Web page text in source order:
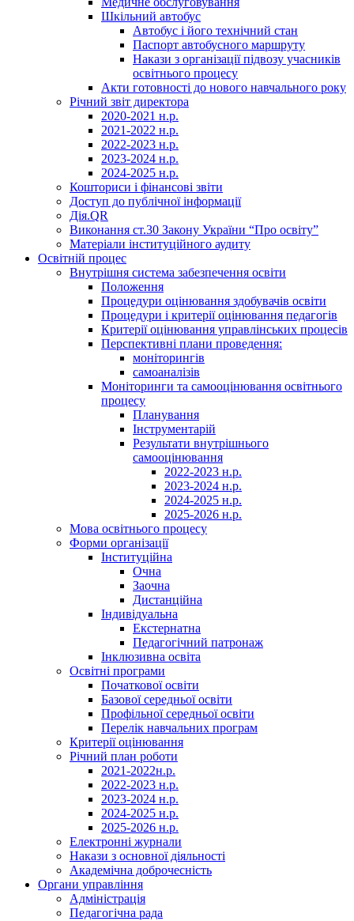
Шкільний автобус
Автобус і його технічний стан
Паспорт автобусного маршруту
Накази з організації підвозу учасників
освітнього процесу
Акти готовності до нового навчального року
Річний звіт директора
2020-2021 н.р.
2021-2022 н.р.
2022-2023 н.р.
2023-2024 н.р.
2024-2025 н.р.
Кошториси і фінансові звіти
Доступ до публічної інформації
Дія.QR
Виконання ст.30 Закону України “Про освіту”
Матеріали інституційного аудиту
Освітній процес
Внутрішня система забезпечення освіти
Положення
Процедури оцінювання здобувачів освіти
Процедури і критерії оцінювання педагогів
Критерії оцінювання управлінських процесів
Перспективні плани проведення:
моніторингів
самоаналізів
Моніторинги та самооцінювання освітнього
процесу
Планування
Інструментарій
Результати внутрішнього
самооцінювання
2022-2023 н.р.
2023-2024 н.р.
2024-2025 н.р.
2025-2026 н.р.
Мова освітнього процесу
Форми організації
Інституційна
Очна
Заочна
Дистанційна
Індивідуальна
Екстернатна
Педагогічний патронаж
Інклюзивна освіта
Освітні програми
Початкової освіти
Базової середньої освіти
Профільної середньої освіти
Перелік навчальних програм
Критерії оцінювання
Річний план роботи
2021-2022н.р.
2022-2023 н.р.
2023-2024 н.р.
2024-2025 н.р.
2025-2026 н.р.
Електронні журнали
Накази з основної діяльності
Академічна доброчесність
Органи управління
Адміністрація
Педагогічна рада